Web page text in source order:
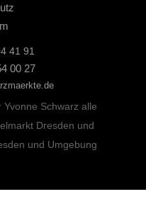
41 91
00 27
Yvonne Schwarz alle
Dresden und
und Umgebung